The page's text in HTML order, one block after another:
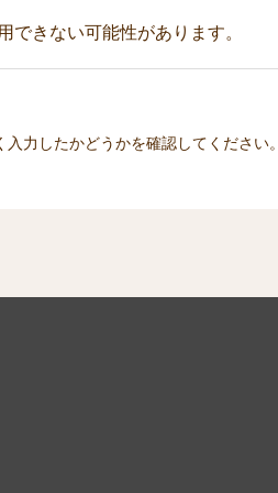
きない可能性があります。
力したかどうかを確認してください。